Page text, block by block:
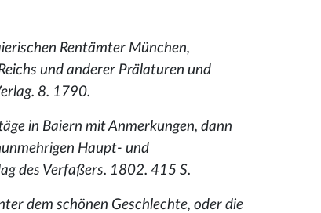
Rentämter München,
und anderer Prälaturen und
8. 1790.
in Baiern mit Anmerkungen, dann
Haupt- und
des Verfaßers. 1802. 415 S.
dem schönen Geschlechte, oder die